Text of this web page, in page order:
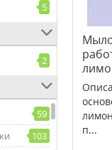
5
2
59
103
п...